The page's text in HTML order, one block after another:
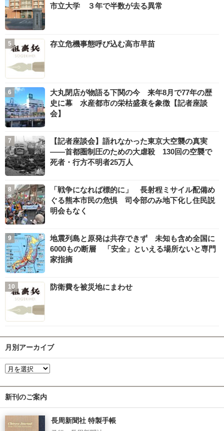
市立大学 ３年で半数が去る異常
存立危機事態呼び込む高市早苗
大丸閉店が物語る下関の今 来年8月で77年の歴
史に幕 水産都市の栄枯盛衰を象徴【記者座談
会】
【記者座談会】語れなかった東京大空襲の真実
――首都圏制圧のための大虐殺 130回の空襲で
死者・行方不明者25万人
「戦争になれば標的に」 長射程ミサイル配備め
ぐる熊本市民の危惧 司令部のみ地下化し住民説
明会もなく
地震列島と原発は共存できず 未知も含め全国に
6000もの断層 「安全」といえる場所ないと専門
家指摘
防衛費を被災地にまわせ
月別アーカイブ
新刊のご案内
長周新聞社 特製手帳